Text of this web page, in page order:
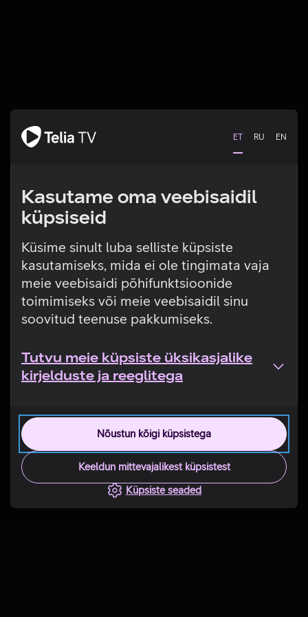
ET RU EN
Kasutame oma veebisaidil
küpsiseid
Küsime sinult luba selliste küpsiste
kasutamiseks, mida ei ole tingimata vaja
meie veebisaidi põhifunktsioonide
toimimiseks või meie veebisaidil sinu
soovitud teenuse pakkumiseks.
Tutvu meie küpsiste üksikasjalike
kirjelduste ja reeglitega
Nõustun kõigi küpsistega
Keeldun mittevajalikest küpsistest
Küpsiste seaded
Tehniline viga